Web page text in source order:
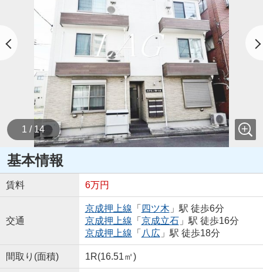
1 / 14
基本情報
賃料 6万円
交通
京成押上線 「 四ツ木 」駅 徒歩6分
京成押上線 「 京成立石」駅 徒歩16分
京成押上線 「 八広」駅 徒歩18分
間取り(面積) 1R(16.51㎡)